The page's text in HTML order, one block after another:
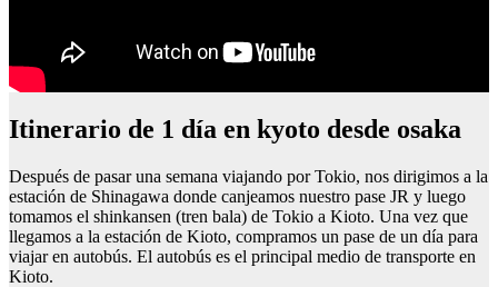
Itinerario de 1 día en kyoto desde osaka
Después de pasar una semana viajando por Tokio, nos dirigimos a la
estación de Shinagawa donde canjeamos nuestro pase JR y luego
tomamos el shinkansen (tren bala) de Tokio a Kioto. Una vez que
llegamos a la estación de Kioto, compramos un pase de un día para
viajar en autobús. El autobús es el principal medio de transporte en
Kioto.